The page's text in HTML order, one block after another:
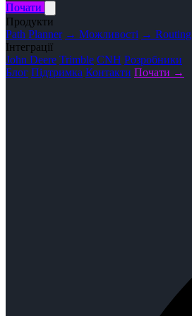
Почати
Продукти
Path Planner → Можливості → Routing
Інтеграції
John Deere Trimble CNH Розробники
Блог Підтримка Контакти Почати →